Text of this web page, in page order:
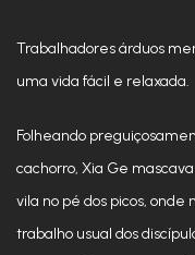
Trabalhadores árduos
uma vida fácil e relaxada.
Folheando
cachorro, Xia Ge
vila no pé dos picos, onde
trabalho usual dos